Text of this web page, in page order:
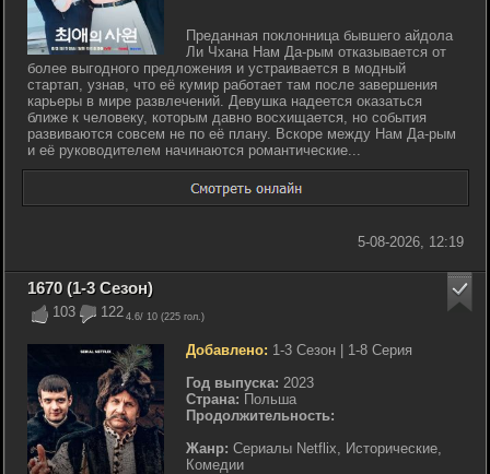
Преданная поклонница бывшего айдола
Ли Чхана Нам Да-рым отказывается от
более выгодного предложения и устраивается в модный
стартап, узнав, что её кумир работает там после завершения
карьеры в мире развлечений. Девушка надеется оказаться
ближе к человеку, которым давно восхищается, но события
развиваются совсем не по её плану. Вскоре между Нам Да-рым
и её руководителем начинаются романтические...
5-08-2026, 12:19
103 122 4.6/ 10 (225 гол.)
1670 (1-3 Сезон)
Добавлено: 1-3 Сезон | 1-8 Серия
Год выпуска: 2023
Страна: Польша
Продолжительность:
Жанр: Сериалы Netflix, Исторические,
Комедии